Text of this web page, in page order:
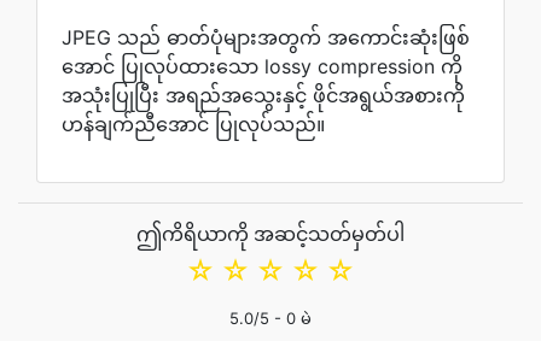
JPEG သည် ဓာတ်ပုံများအတွက် အကောင်းဆုံးဖြစ်
အောင် ပြုလုပ်ထားသော lossy compression ကို
အသုံးပြုပြီး အရည်အသွေးနှင့် ဖိုင်အရွယ်အစားကို
ဟန်ချက်ညီအောင် ပြုလုပ်သည်။
ဤကိရိယာကို အဆင့်သတ်မှတ်ပါ
☆
☆
☆
☆
☆
5.0/5 - 0 မဲ